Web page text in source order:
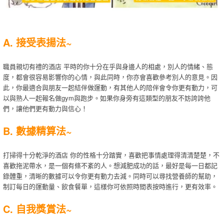
A. 接受表揚法~
職員親切有禮的酒店 平時的你十分在乎與身邊人的相處，別人的情緒、態
度，都會很容易影響你的心情，與此同時，你亦會喜歡參考別人的意見。因
此，你最適合與朋友一起結伴做運動，有其他人的陪伴會令你更有動力，可
以與熟人一起報名做gym與跑步。如果你身旁有這類型的朋友不妨誇誇他
們，讓他們更有動力與信心！
B. 數據精算法~
打掃得十分乾淨的酒店 你的性格十分踏實，喜歡把事情處理得清清楚楚，不
喜歡拖泥帶水，是一個有條不紊的人。想減肥成功的話，最好是每一日都記
錄體重，清晰的數據可以令你更有動力去減。同時可以尋找營養師的幫助，
制訂每日的運動量、飲食餐單，這樣你可依照時間表按時進行，更有效率。
C. 自我獎賞法~